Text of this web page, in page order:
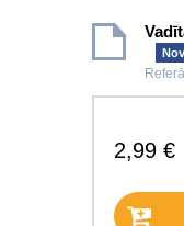
2,99 €